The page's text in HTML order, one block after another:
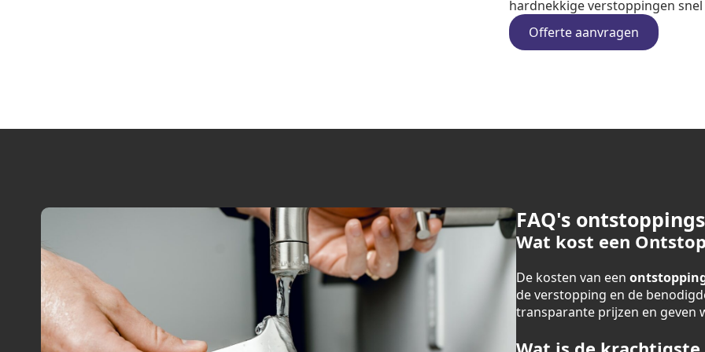
hardnekkige verstoppingen
Offerte aanvragen
FAQ's
Wat kost een
De kosten van een
de verstopping en de
transparante prijzen en geven